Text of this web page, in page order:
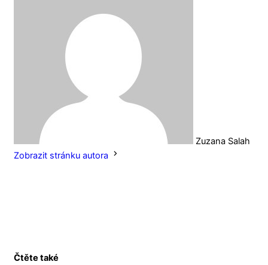
Zuzana Salah
Zobrazit stránku autora
Čtěte také